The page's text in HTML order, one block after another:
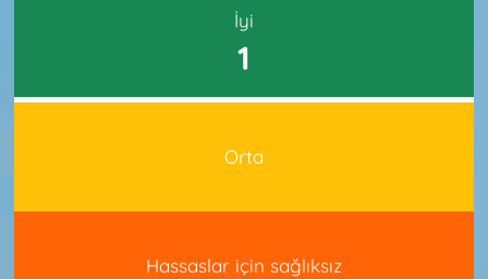
İyi
1
Orta
Hassaslar için sağlıksız